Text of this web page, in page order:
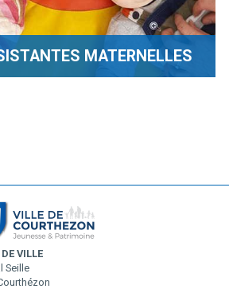
MATERNELLES
VILLE
Seille